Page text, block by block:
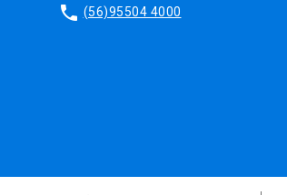
phone (56)95504 4000